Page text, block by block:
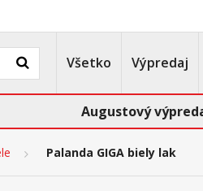
Všetko Výpredaj
Augustový
Palanda GIGA biely lak